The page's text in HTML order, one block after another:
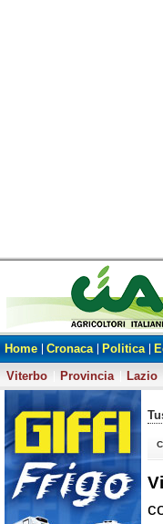
Home Cronaca Politica
Viterbo
Provincia Lazio